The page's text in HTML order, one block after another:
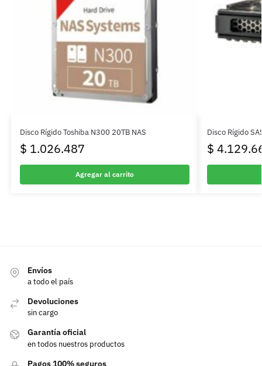
Disco Rígido Toshiba N300 20TB NAS
$ 1.026.487
Agregar al carrito
Disco Rígido
$
Envíos
a todo el país
Devoluciones
sin cargo
Garantía oficial
en todos nuestros productos
Pagos 100% seguros